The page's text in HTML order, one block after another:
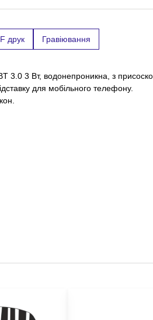
друк Гравіювання
3.0 3 Вт, водонепроникна, з
для мобільного телефону.